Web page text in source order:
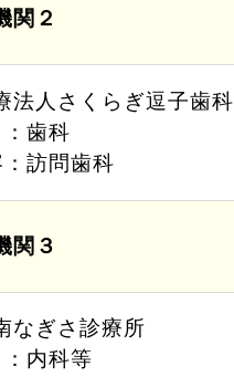
関２
法人さくらぎ逗子歯科
歯科
訪問歯科
関３
なぎさ診療所
内科等